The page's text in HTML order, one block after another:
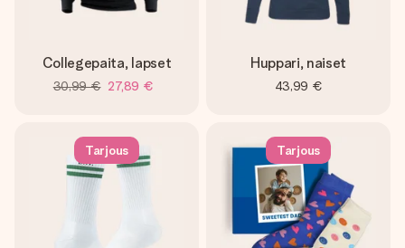
Collegepaita, lapset
30,99 € 27,89 €
Huppari, naiset
43,99 €
Tarjous Tarjous